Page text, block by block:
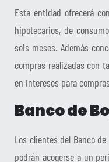
Esta entidad ofrecerá
hipotecarios, de
seis meses. Además
compras realizadas con
en intereses para
Banco de
Los clientes del Banco
podrán acogerse a un